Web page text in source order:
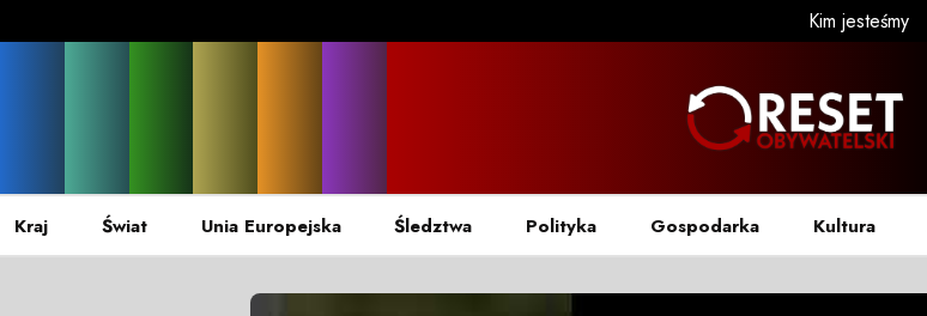
Kim jesteśmy
Kraj Świat Unia Europejska Śledztwa Polityka Gospodarka Kultura